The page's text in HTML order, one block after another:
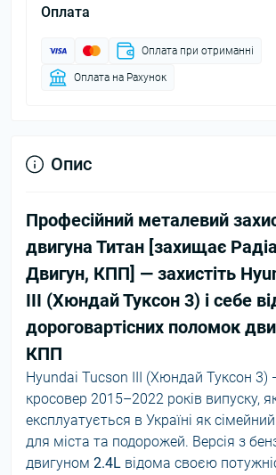
Оплата
Оплата при отриманні
Оплата на Рахунок
Опис
Професійний металевий
двигуна Титан [захищає
Двигун, КПП] — захистіть
III (Хюндай Туксон 3) і себе
дороговартісних поломок
КПП
Hyundai Tucson III (Хюндай Туксон 3)
кросовер 2015–2022 років випуску,
експлуатується в Україні як
для міста та подорожей. Версія з
двигуном 2.4L відома своєю